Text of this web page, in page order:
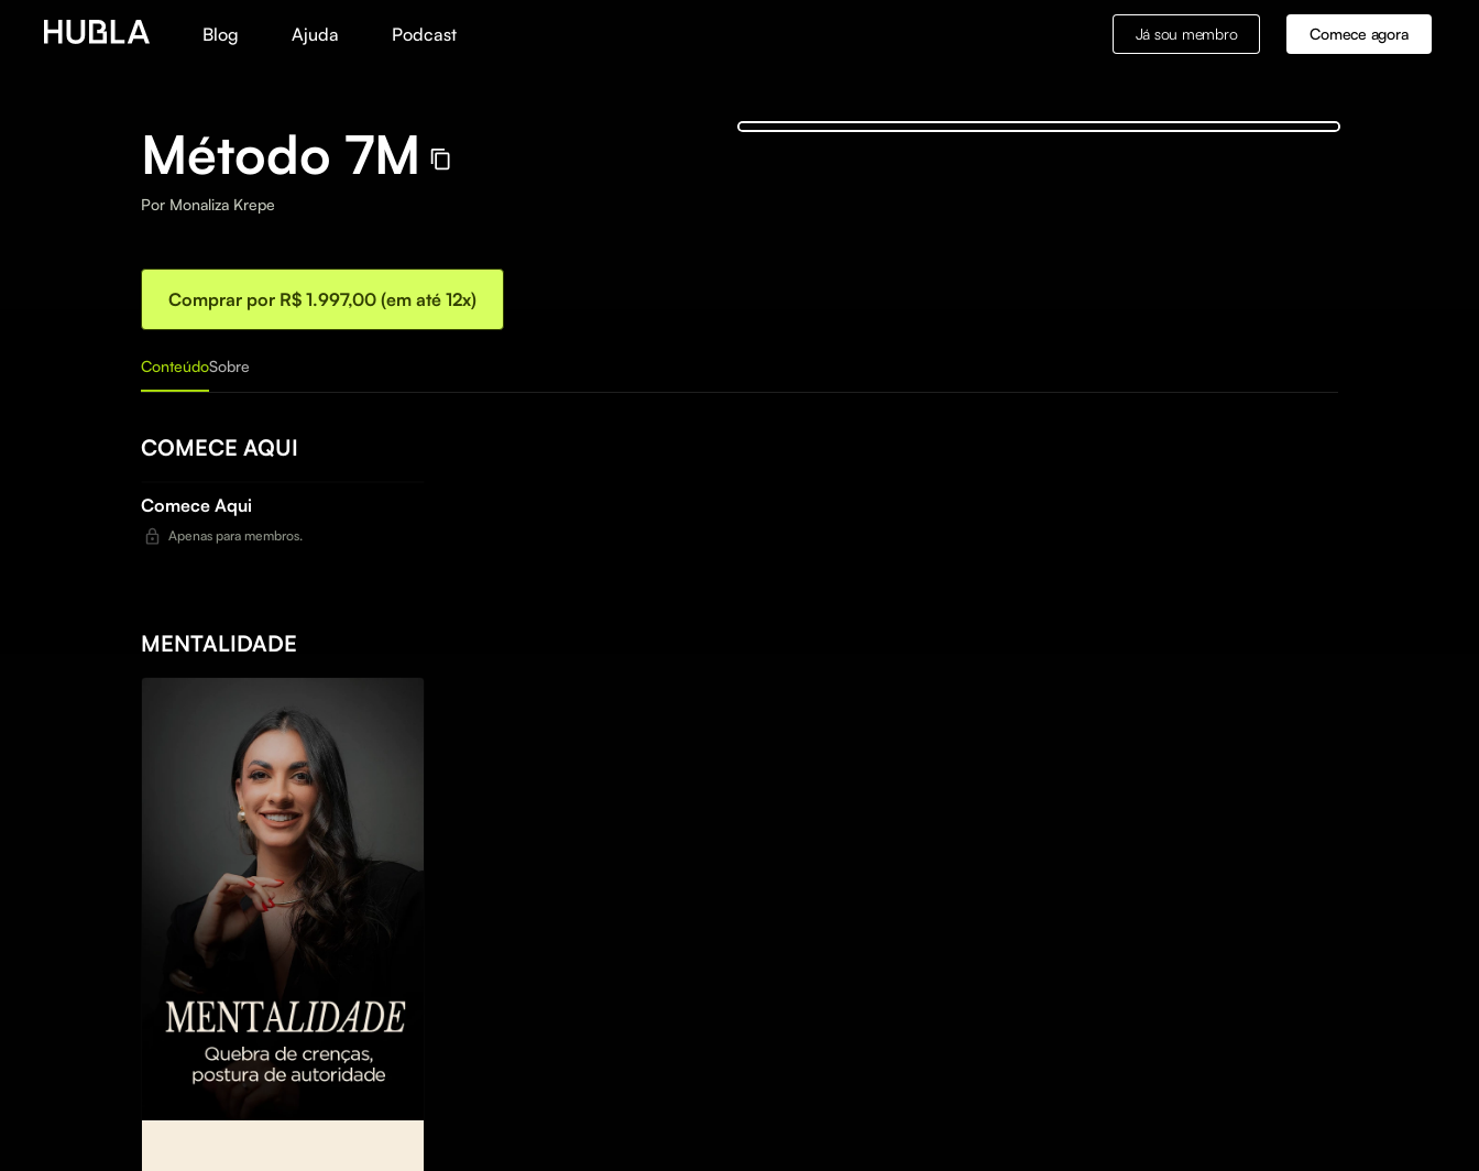
Blog Ajuda Podcast Já sou membro Comece agora
Método 7M
Por Monaliza Krepe
Comprar por R$ 1.997,00 (em até 12x)
ConteúdoSobre
COMECE AQUI
Comece Aqui
Apenas para membros.
MENTALIDADE